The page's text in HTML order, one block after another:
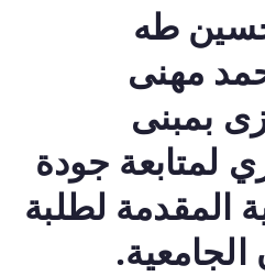
طه
مهنى
بمبنى
لمتابعة جودة
المقدمة لطلبة